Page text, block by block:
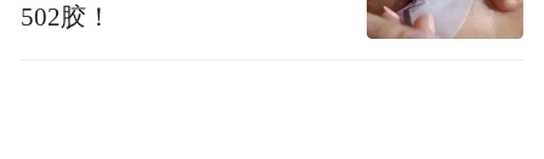
502胶！